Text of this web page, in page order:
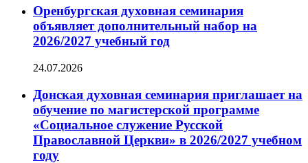
Оренбургская духовная семинария
объявляет дополнительный набор на
2026/2027 учебный год
24.07.2026
Донская духовная семинария приглашает на
обучение по магистерской программе
«Социальное служение Русской
Православной Церкви» в 2026/2027 учебном
году